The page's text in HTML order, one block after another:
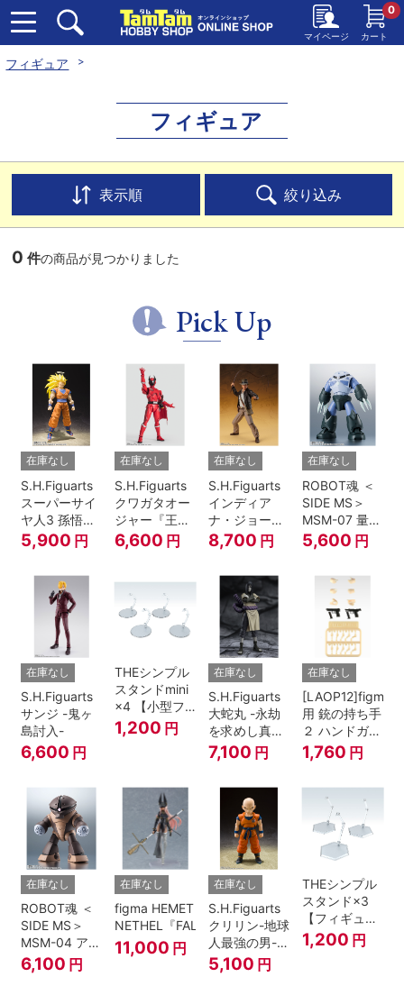
マイページ カート
0
フィギュア
フィギュア
表示順 絞り込み
0 件の商品が見つかりました
Pick Up
在庫なし
S.H.Figuarts
スーパーサイ
ヤ人3 孫悟空
『ドラゴンボ
ールZ』
5,900 円
在庫なし
S.H.Figuarts
クワガタオー
ジャー『王様
戦隊キングオ
ージャー』
6,600 円
在庫なし
S.H.Figuarts
インディア
ナ・ジョーン
ズ（レイダー
ス/失われたア
櫃》）
8,700 円
在庫なし
ROBOT魂 ＜
SIDE MS＞
MSM-07 量産
型ズゴック
ver.
5,600 円
在庫なし
S.H.Figuarts
サンジ -鬼ヶ
島討入-
6,600 円
THEシンプル
スタンドmini
×4 【小型フ
ィギュア＆デ
ィフォルメフ
1,200 円
在庫なし
S.H.Figuarts
大蛇丸 -永劫
を求めし真理
の探究者-
『NARUTO-
7,100 円
在庫なし
[LAOP12]figma
用 銃の持ち手
２ ハンドガン
セット
1,760 円
在庫なし
ROBOT魂 ＜
SIDE MS＞
MSM-04 アッ
ガイ ver.
A.N.I.M.E.
6,100 円
在庫なし
figma HEMET
NETHEL『FALSLANDER』
11,000 円
在庫なし
S.H.Figuarts
クリリン-地球
人最強の男-
『ドラゴンボ
ールＺ』
5,100 円
THEシンプル
スタンド×3
【フィギュア
＆模型用】
〈HEX〉タイ
1,200 円